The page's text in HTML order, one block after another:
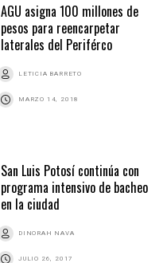
AGU asigna 100 millones de
pesos para reencarpetar
laterales del Periférco
LETICIA BARRETO
MARZO 14, 2018
San Luis Potosí continúa con
programa intensivo de bacheo
en la ciudad
DINORAH NAVA
JULIO 26, 2017